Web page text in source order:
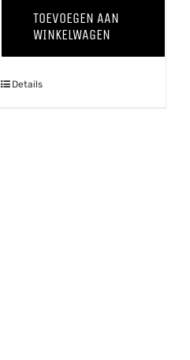
Grapevine
TOEVOEGEN AAN
WINKELWAGEN
Details